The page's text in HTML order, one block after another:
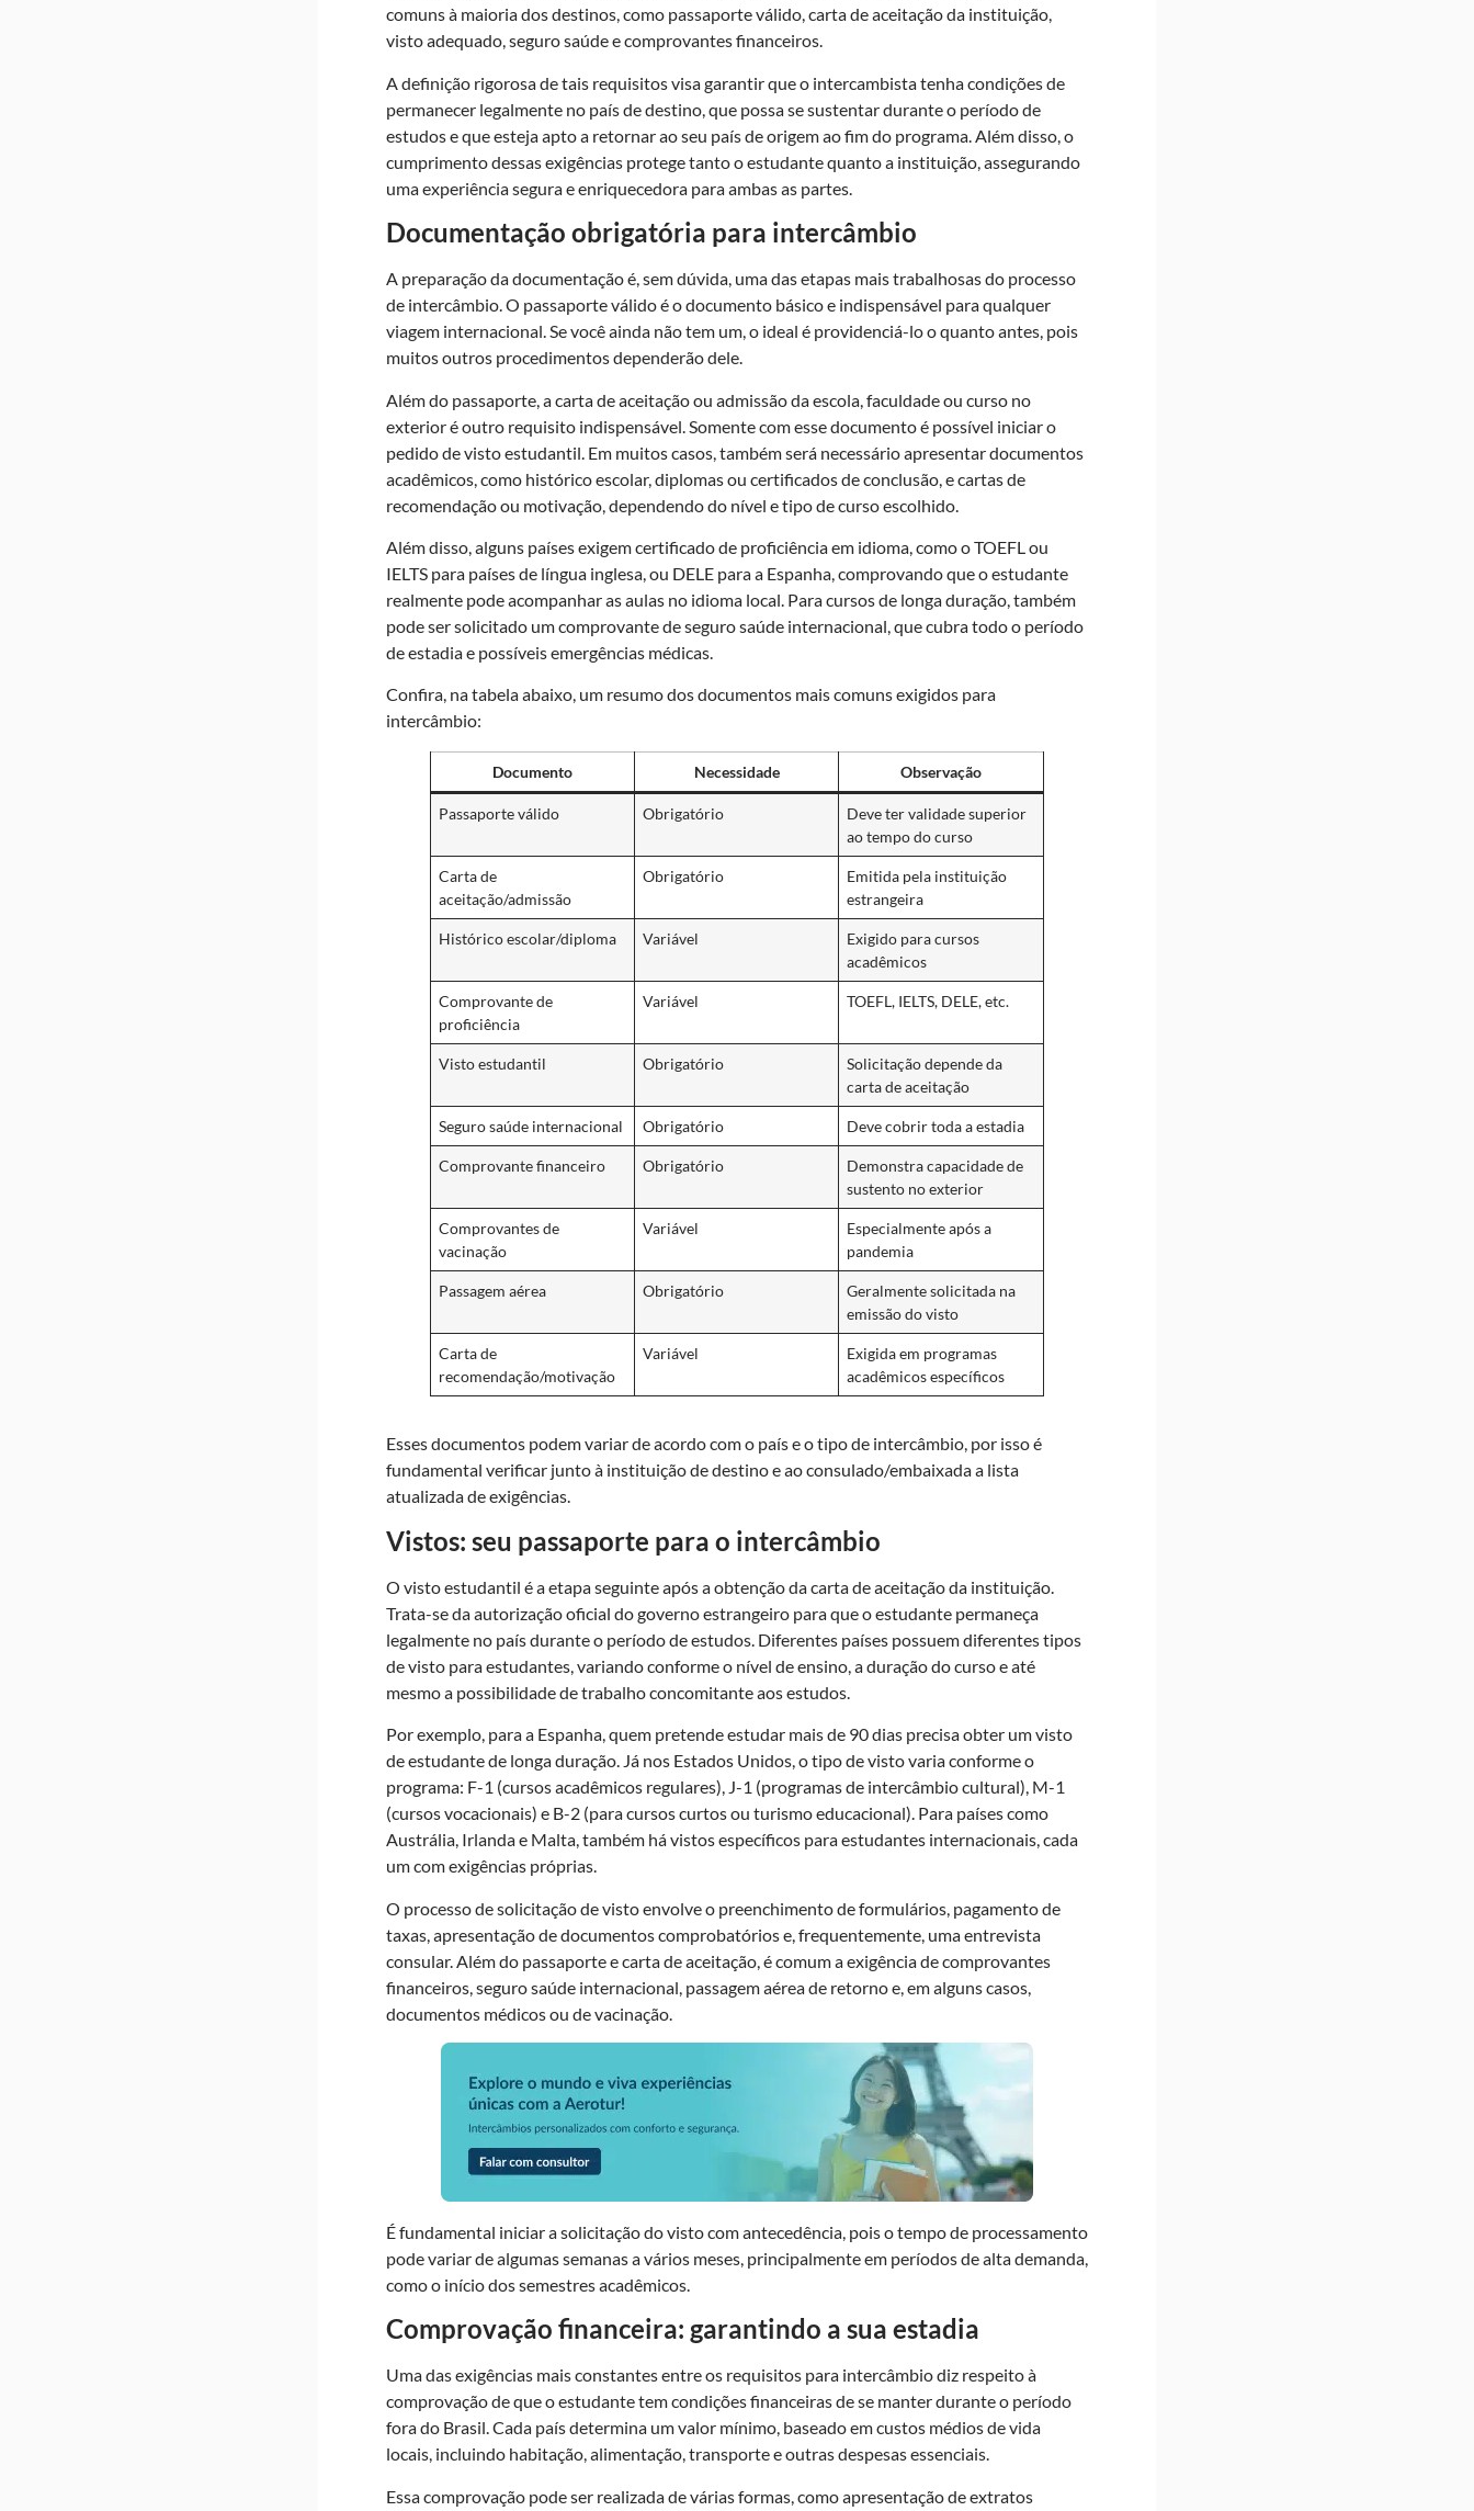
comuns à maioria dos destinos, como passaporte válido, carta de aceitação da instituição,
visto adequado, seguro saúde e comprovantes financeiros.
A definição rigorosa de tais requisitos visa garantir que o intercambista tenha condições de
permanecer legalmente no país de destino, que possa se sustentar durante o período de
estudos e que esteja apto a retornar ao seu país de origem ao fim do programa. Além disso, o
cumprimento dessas exigências protege tanto o estudante quanto a instituição, assegurando
uma experiência segura e enriquecedora para ambas as partes.
Documentação obrigatória para intercâmbio
A preparação da documentação é, sem dúvida, uma das etapas mais trabalhosas do processo
de intercâmbio. O passaporte válido é o documento básico e indispensável para qualquer
viagem internacional. Se você ainda não tem um, o ideal é providenciá-lo o quanto antes, pois
muitos outros procedimentos dependerão dele.
Além do passaporte, a carta de aceitação ou admissão da escola, faculdade ou curso no
exterior é outro requisito indispensável. Somente com esse documento é possível iniciar o
pedido de visto estudantil. Em muitos casos, também será necessário apresentar documentos
acadêmicos, como histórico escolar, diplomas ou certificados de conclusão, e cartas de
recomendação ou motivação, dependendo do nível e tipo de curso escolhido.
Além disso, alguns países exigem certificado de proficiência em idioma, como o TOEFL ou
IELTS para países de língua inglesa, ou DELE para a Espanha, comprovando que o estudante
realmente pode acompanhar as aulas no idioma local. Para cursos de longa duração, também
pode ser solicitado um comprovante de seguro saúde internacional, que cubra todo o período
de estadia e possíveis emergências médicas.
Confira, na tabela abaixo, um resumo dos documentos mais comuns exigidos para
intercâmbio:
Documento Necessidade Observação
Passaporte válido Obrigatório
Deve ter validade superior
ao tempo do curso
Carta de
aceitação/admissão
Obrigatório
Emitida pela instituição
estrangeira
Histórico escolar/diploma Variável
Exigido para cursos
acadêmicos
Comprovante de
proficiência
Variável TOEFL, IELTS, DELE, etc.
Visto estudantil Obrigatório
Solicitação depende da
carta de aceitação
Seguro saúde internacional Obrigatório Deve cobrir toda a estadia
Comprovante financeiro Obrigatório
Demonstra capacidade de
sustento no exterior
Comprovantes de
vacinação
Variável
Especialmente após a
pandemia
Passagem aérea Obrigatório
Geralmente solicitada na
emissão do visto
Carta de
recomendação/motivação
Variável
Exigida em programas
acadêmicos específicos
Esses documentos podem variar de acordo com o país e o tipo de intercâmbio, por isso é
fundamental verificar junto à instituição de destino e ao consulado/embaixada a lista
atualizada de exigências.
Vistos: seu passaporte para o intercâmbio
O visto estudantil é a etapa seguinte após a obtenção da carta de aceitação da instituição.
Trata-se da autorização oficial do governo estrangeiro para que o estudante permaneça
legalmente no país durante o período de estudos. Diferentes países possuem diferentes tipos
de visto para estudantes, variando conforme o nível de ensino, a duração do curso e até
mesmo a possibilidade de trabalho concomitante aos estudos.
Por exemplo, para a Espanha, quem pretende estudar mais de 90 dias precisa obter um visto
de estudante de longa duração. Já nos Estados Unidos, o tipo de visto varia conforme o
programa: F-1 (cursos acadêmicos regulares), J-1 (programas de intercâmbio cultural), M-1
(cursos vocacionais) e B-2 (para cursos curtos ou turismo educacional). Para países como
Austrália, Irlanda e Malta, também há vistos específicos para estudantes internacionais, cada
um com exigências próprias.
O processo de solicitação de visto envolve o preenchimento de formulários, pagamento de
taxas, apresentação de documentos comprobatórios e, frequentemente, uma entrevista
consular. Além do passaporte e carta de aceitação, é comum a exigência de comprovantes
financeiros, seguro saúde internacional, passagem aérea de retorno e, em alguns casos,
documentos médicos ou de vacinação.
É fundamental iniciar a solicitação do visto com antecedência, pois o tempo de processamento
pode variar de algumas semanas a vários meses, principalmente em períodos de alta demanda,
como o início dos semestres acadêmicos.
Comprovação financeira: garantindo a sua estadia
Uma das exigências mais constantes entre os requisitos para intercâmbio diz respeito à
comprovação de que o estudante tem condições financeiras de se manter durante o período
fora do Brasil. Cada país determina um valor mínimo, baseado em custos médios de vida
locais, incluindo habitação, alimentação, transporte e outras despesas essenciais.
Essa comprovação pode ser realizada de várias formas, como apresentação de extratos